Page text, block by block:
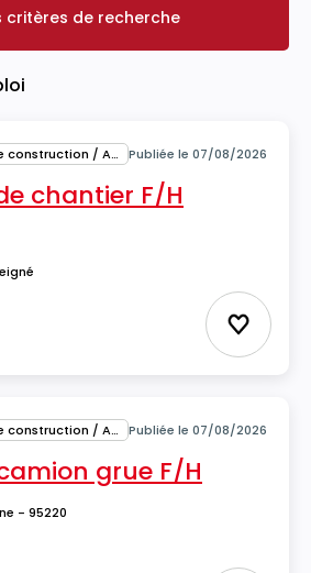
Vos critères de recherche
critères de recherche
BTP / Matériaux de construction / Architecture Publiée le 07/08/2026
chantier F/H
Ajouter
BTP / Matériaux de construction / Architecture Publiée le 07/08/2026
grue F/H
- 95220